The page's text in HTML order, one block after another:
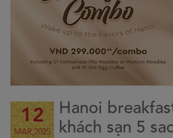
12
MAR,2025
Hanoi
khách sạn 5